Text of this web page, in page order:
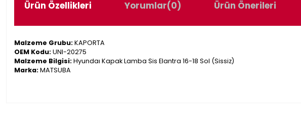
Ürün Özellikleri Yorumlar(0) Ürün Önerileri
Malzeme Grubu:KAPORTA
OEM Kodu:UNI-20275
Malzeme Bilgisi:Hyundaı Kapak Lamba Sis Elantra 16-18 Sol (Sissiz)
Marka:MATSUBA